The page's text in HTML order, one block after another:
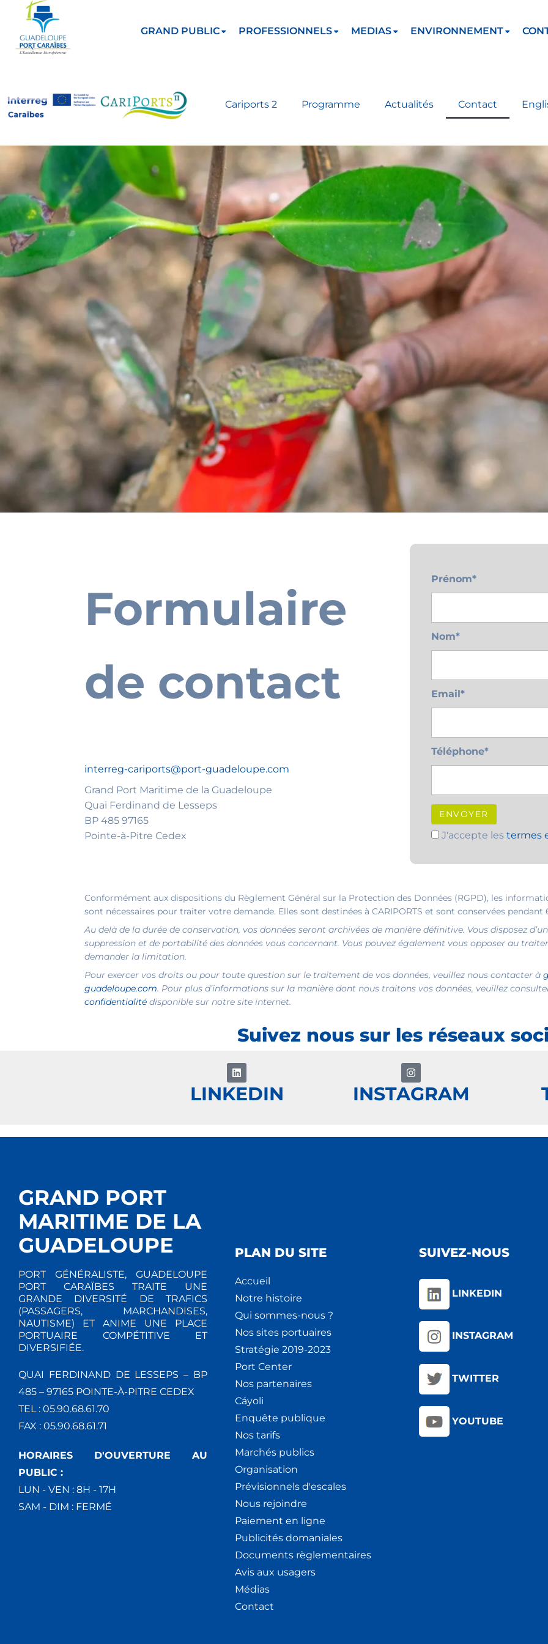
GRAND PUBLIC PROFESSIONNELS MEDIAS ENVIRONNEMENT
Cariports 2 Programme Actualités Contact
Contact
Lorem ipsum dolor sit amet, consectetur adipiscing elit. Sed
egestas porta. Curabitur at orci dapibus, interdum nisi et,
Formulaire
de contact
interreg-cariports@port-guadeloupe.com
Grand Port Maritime de la Guadeloupe
Quai Ferdinand de Lesseps
BP 485 97165
Pointe-à-Pitre Cedex
Prénom*
Nom*
Email*
Téléphone*
J'accepte les termes
Conformément aux dispositions du Règlement Général sur la Protection des Données (RGPD), les
sont nécessaires pour traiter votre demande. Elles sont destinées à CARIPORTS et sont conservées pendant
Au delà de la durée de conservation, vos données seront archivées de manière définitive. Vous disposez
suppression et de portabilité des données vous concernant. Vous pouvez également vous opposer au
demander la limitation.
Pour exercer vos droits ou pour toute question sur le traitement de vos données, veuillez nous contacter à
guadeloupe.com. Pour plus d’informations sur la manière dont nous traitons vos données, veuillez
confidentialité disponible sur notre site internet.
Suivez nous sur les réseaux
LINKEDIN INSTAGRAM
GRAND PORT
MARITIME DE LA
GUADELOUPE
PORT GÉNÉRALISTE, GUADELOUPE
PORT CARAÏBES TRAITE UNE
GRANDE DIVERSITÉ DE TRAFICS
(PASSAGERS, MARCHANDISES,
NAUTISME) ET ANIME UNE PLACE
PORTUAIRE COMPÉTITIVE ET
DIVERSIFIÉE.
QUAI FERDINAND DE LESSEPS – BP
485 – 97165 POINTE-À-PITRE CEDEX
TEL : 05.90.68.61.70
FAX : 05.90.68.61.71
HORAIRES D'OUVERTURE AU
PUBLIC :
LUN - VEN : 8H - 17H
SAM - DIM : FERMÉ
PLAN DU SITE
Accueil
Notre histoire
Qui sommes-nous ?
Nos sites portuaires
Stratégie 2019-2023
Port Center
Nos partenaires
Cáyoli
Enquête publique
Nos tarifs
Marchés publics
Organisation
Prévisionnels d'escales
Nous rejoindre
Paiement en ligne
Publicités domaniales
Documents règlementaires
Avis aux usagers
Médias
Contact
SUIVEZ-NOUS
LINKEDIN
INSTAGRAM
TWITTER
YOUTUBE